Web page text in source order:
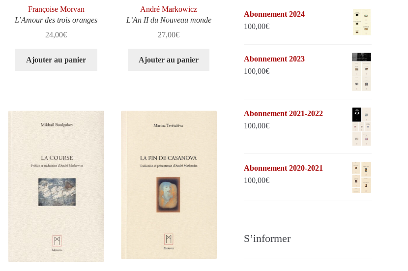
Françoise Morvan
L’Amour des trois oranges
24,00€
Ajouter au panier
André Markowicz
L’An II du Nouveau monde
27,00€
Ajouter au panier
Abonnement 2024
100,00€
Abonnement 2023
100,00€
Abonnement 2021-2022
100,00€
Abonnement 2020-2021
100,00€
S’informer